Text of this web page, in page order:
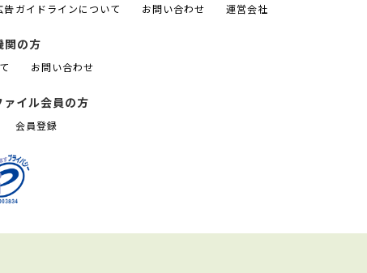
告ガイドラインについて お問い合わせ 運営会社
関の方
お問い合わせ
ァイル会員の方
会員登録